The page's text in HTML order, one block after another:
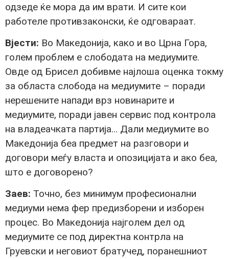
одзеде ќе мора да им врати. И сите кои
работеле противзаконски, ќе одговараат.
Вјести: Во Македонија, како и во Црна Гора,
голем проблем е слободата на медиумите.
Овде од Брисел добивме најлоша оценка токму
за областа слобода на медиумите – поради
нерешените напади врз новинарите и
медиумите, поради јавен сервис под контрола
на владеачката партија… Дали медиумите во
Македонија беа предмет на разговори и
договори меѓу власта и опозицијата и ако беа,
што е договорено?
Заев: Точно, без минимум професионални
медиуми нема фер предизборени и изборен
процес. Во Македонија најголем дел од
медиумите се под директна контрла на
Груевски и неговиот братучед, поранешниот